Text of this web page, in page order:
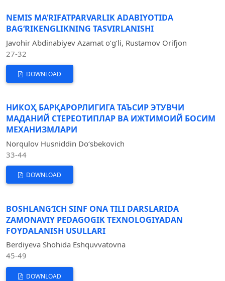
NEMIS MA’RIFATPARVARLIK ADABIYOTIDA
BAG‘RIKENGLIKNING TASVIRLANISHI
Javohir Abdinabiyev Azamat o‘g‘li, Rustamov Orifjon
27-32
DOWNLOAD
НИКОҲ БАРҚАРОРЛИГИГА ТАЪСИР ЭТУВЧИ
МАДАНИЙ СТЕРЕОТИПЛАР ВА ИЖТИМОИЙ БОСИМ
МЕХАНИЗМЛАРИ
Norqulov Husniddin Do‘sbekovich
33-44
DOWNLOAD
BOSHLANGʻICH SINF ONA TILI DARSLARIDA
ZAMONAVIY PEDAGOGIK TEXNOLOGIYADAN
FOYDALANISH USULLARI
Berdiyeva Shohida Eshquvvatovna
45-49
DOWNLOAD